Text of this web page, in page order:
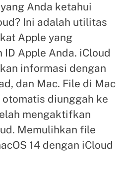
Anda ketahui
Ini adalah utilitas
Apple yang
Apple Anda. iCloud
informasi dengan
dan Mac. File di Mac
diunggah ke
mengaktifkan
Memulihkan file
14 dengan iCloud